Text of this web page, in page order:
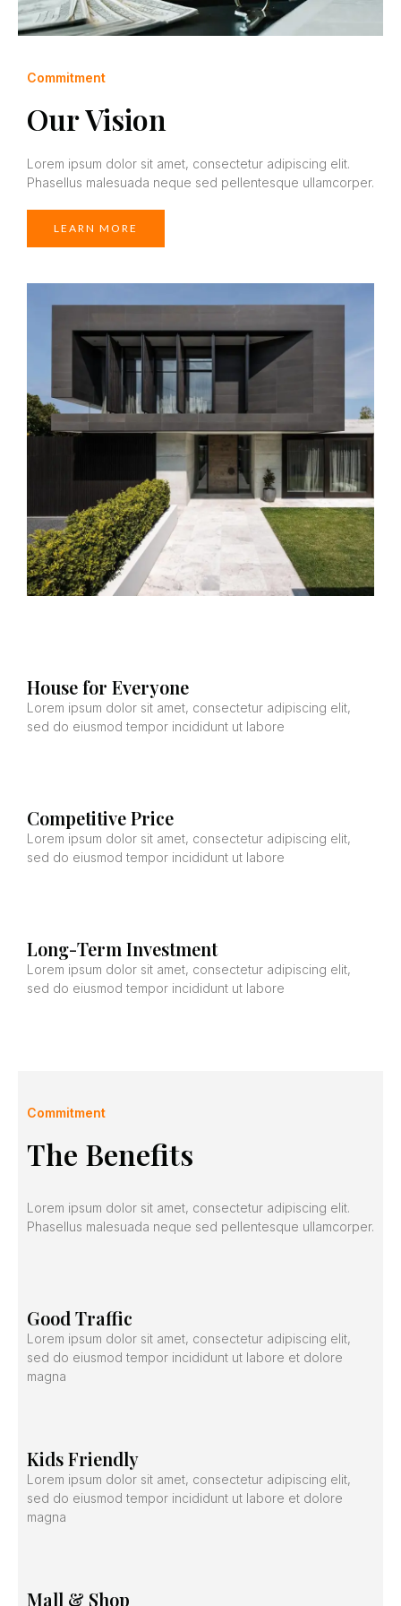
Commitment
Our Vision
Lorem ipsum dolor sit amet, consectetur adipiscing elit.
Phasellus malesuada neque sed pellentesque ullamcorper.
LEARN MORE
House for Everyone
Lorem ipsum dolor sit amet, consectetur adipiscing elit,
sed do eiusmod tempor incididunt ut labore
Competitive Price
Lorem ipsum dolor sit amet, consectetur adipiscing elit,
sed do eiusmod tempor incididunt ut labore
Long-Term Investment
Lorem ipsum dolor sit amet, consectetur adipiscing elit,
sed do eiusmod tempor incididunt ut labore
Commitment
The Benefits
Lorem ipsum dolor sit amet, consectetur adipiscing elit.
Phasellus malesuada neque sed pellentesque ullamcorper.
Good Traffic
Lorem ipsum dolor sit amet, consectetur adipiscing elit,
sed do eiusmod tempor incididunt ut labore et dolore
magna
Kids Friendly
Lorem ipsum dolor sit amet, consectetur adipiscing elit,
sed do eiusmod tempor incididunt ut labore et dolore
magna
Mall & Shop